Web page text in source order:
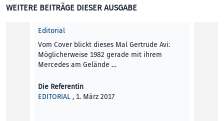
WEITERE BEITRÄGE DIESER AUSGABE
Editorial
Vom Cover blickt dieses Mal Gertrude Avi:
Möglicherweise 1982 gerade mit ihrem
Mercedes am Gelände …
Die Referentin
EDITORIAL , 1. März 2017